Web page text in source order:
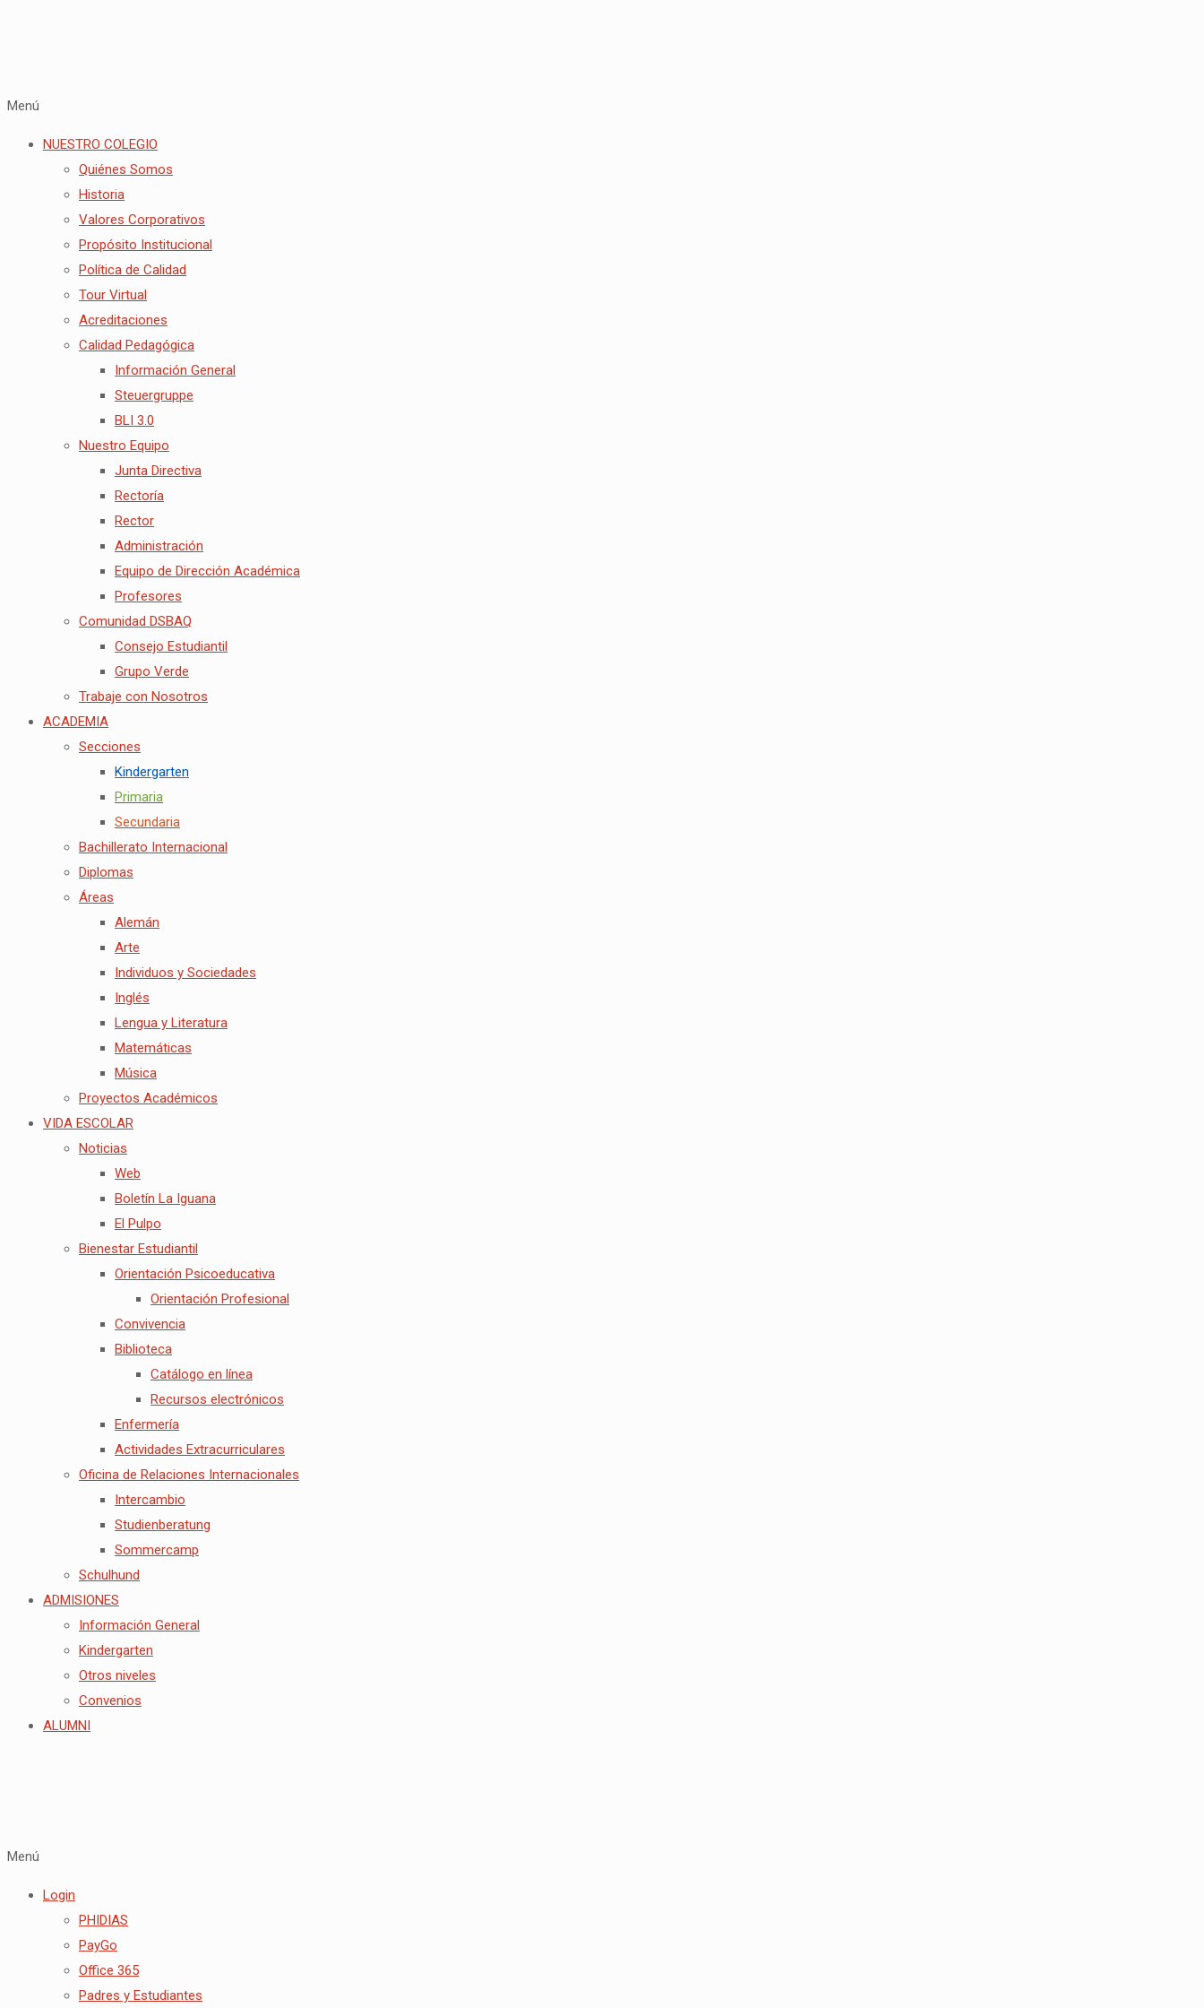
Menú
NUESTRO COLEGIO
Quiénes Somos
Historia
Valores Corporativos
Propósito Institucional
Política de Calidad
Tour Virtual
Acreditaciones
Calidad Pedagógica
Información General
Steuergruppe
BLI 3.0
Nuestro Equipo
Junta Directiva
Rectoría
Rector
Administración
Equipo de Dirección Académica
Profesores
Comunidad DSBAQ
Consejo Estudiantil
Grupo Verde
Trabaje con Nosotros
ACADEMIA
Secciones
Kindergarten
Primaria
Secundaria
Bachillerato Internacional
Diplomas
Áreas
Alemán
Arte
Individuos y Sociedades
Inglés
Lengua y Literatura
Matemáticas
Música
Proyectos Académicos
VIDA ESCOLAR
Noticias
Web
Boletín La Iguana
El Pulpo
Bienestar Estudiantil
Orientación Psicoeducativa
Orientación Profesional
Convivencia
Biblioteca
Catálogo en línea
Recursos electrónicos
Enfermería
Actividades Extracurriculares
Oficina de Relaciones Internacionales
Intercambio
Studienberatung
Sommercamp
Schulhund
ADMISIONES
Información General
Kindergarten
Otros niveles
Convenios
ALUMNI
Menú
Login
PHIDIAS
PayGo
Office 365
Padres y Estudiantes